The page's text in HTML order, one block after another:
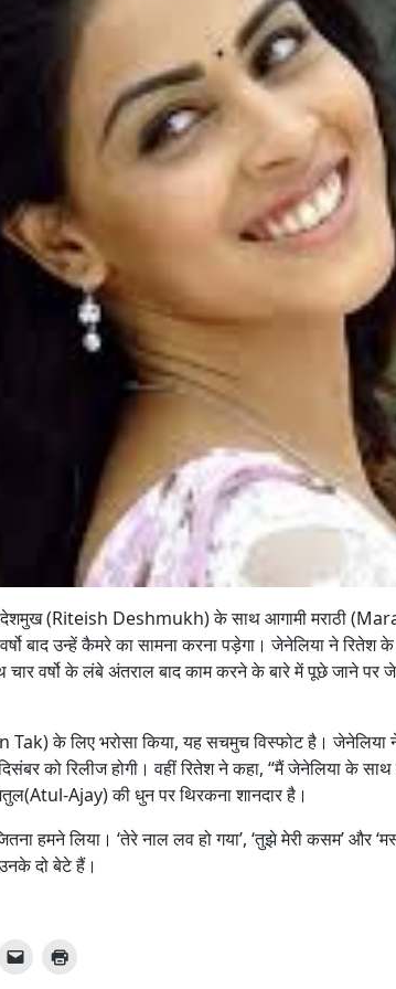
देशमुख (Riteish Deshmukh) के साथ आगामी मराठी
बाद उन्हें कैमरे का सामना करना पड़ेगा। जेनेलिया ने
चार वर्षो के लंबे अंतराल बाद काम करने के बारे में पूछे जाने पर
के लिए भरोसा किया, यह सचमुच विस्फोट है। जेनेलिया ने
14 दिसंबर को रिलीज होगी। वहीं रितेश ने कहा, “मैं जेनेलिया
Ajay) की धुन पर थिरकना शानदार है।
हमने लिया। ‘तेरे नाल लव हो गया’, ‘तुझे मेरी कसम’ और
दो बेटे हैं।